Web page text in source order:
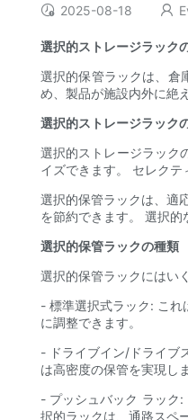
2025-08-18
選択的ストレージラック
選択的保管ラックは、倉
め、製品が施設内外に絶
選択的ストレージラック
選択的ストレージラック
イズできます。 セレクテ
選択的保管ラックは、適
を節約できます。 選択的
選択的保管ラックの種類
選択的保管ラックにはい
- 標準選択式ラック: これ
に調整できます。
- ドライブイン/ドライブ
は高密度の保管を実現し
- プッシュバック ラック
択的ラックは、通路スペ